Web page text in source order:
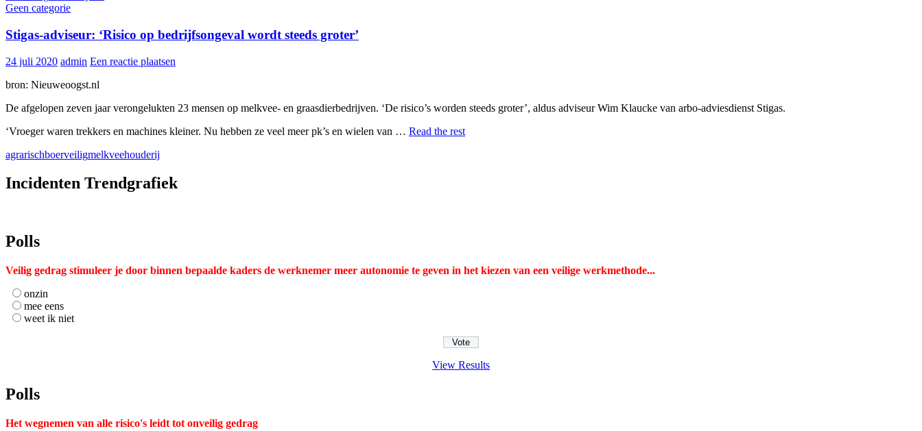
zoekresultaat
gaan.
Als
aanraaktoetsen
kunt
touch-
swipetekens
gebruiken.
Geen categorie
Stigas-adviseur: ‘Risico op bedrijfsongeval wordt steeds groter’
24 juli 2020 admin Een reactie plaatsen
bron: Nieuweoogst.nl
De afgelopen zeven jaar verongelukten 23 mensen op melkvee- en graasdierbedrijven. ‘De risico’s worden steeds groter’, aldus adviseur Wim Klaucke van arbo-adviesdienst Stigas.
‘Vroeger waren trekkers en machines kleiner. Nu hebben ze veel meer pk’s en wielen van … Read the rest
agrarischboerveiligmelkveehouderij
Incidenten Trendgrafiek
Polls
Veilig gedrag stimuleer je door binnen bepaalde kaders de werknemer meer autonomie te geven in het kiezen van een veilige werkmethode...
onzin
mee eens
weet ik niet
View Results
Polls
Het wegnemen van alle risico's leidt tot onveilig gedrag